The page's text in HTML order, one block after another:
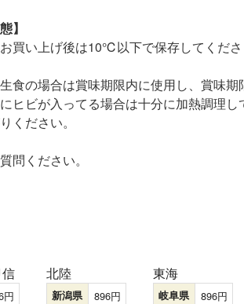
】
買い上げ後は10℃以下で保存してくださ
食の場合は賞味期限内に使用し、賞味期
ヒビが入ってる場合は十分に加熱調理し
ください。
問ください。
北陸
新潟県 896
東海
岐阜県 896